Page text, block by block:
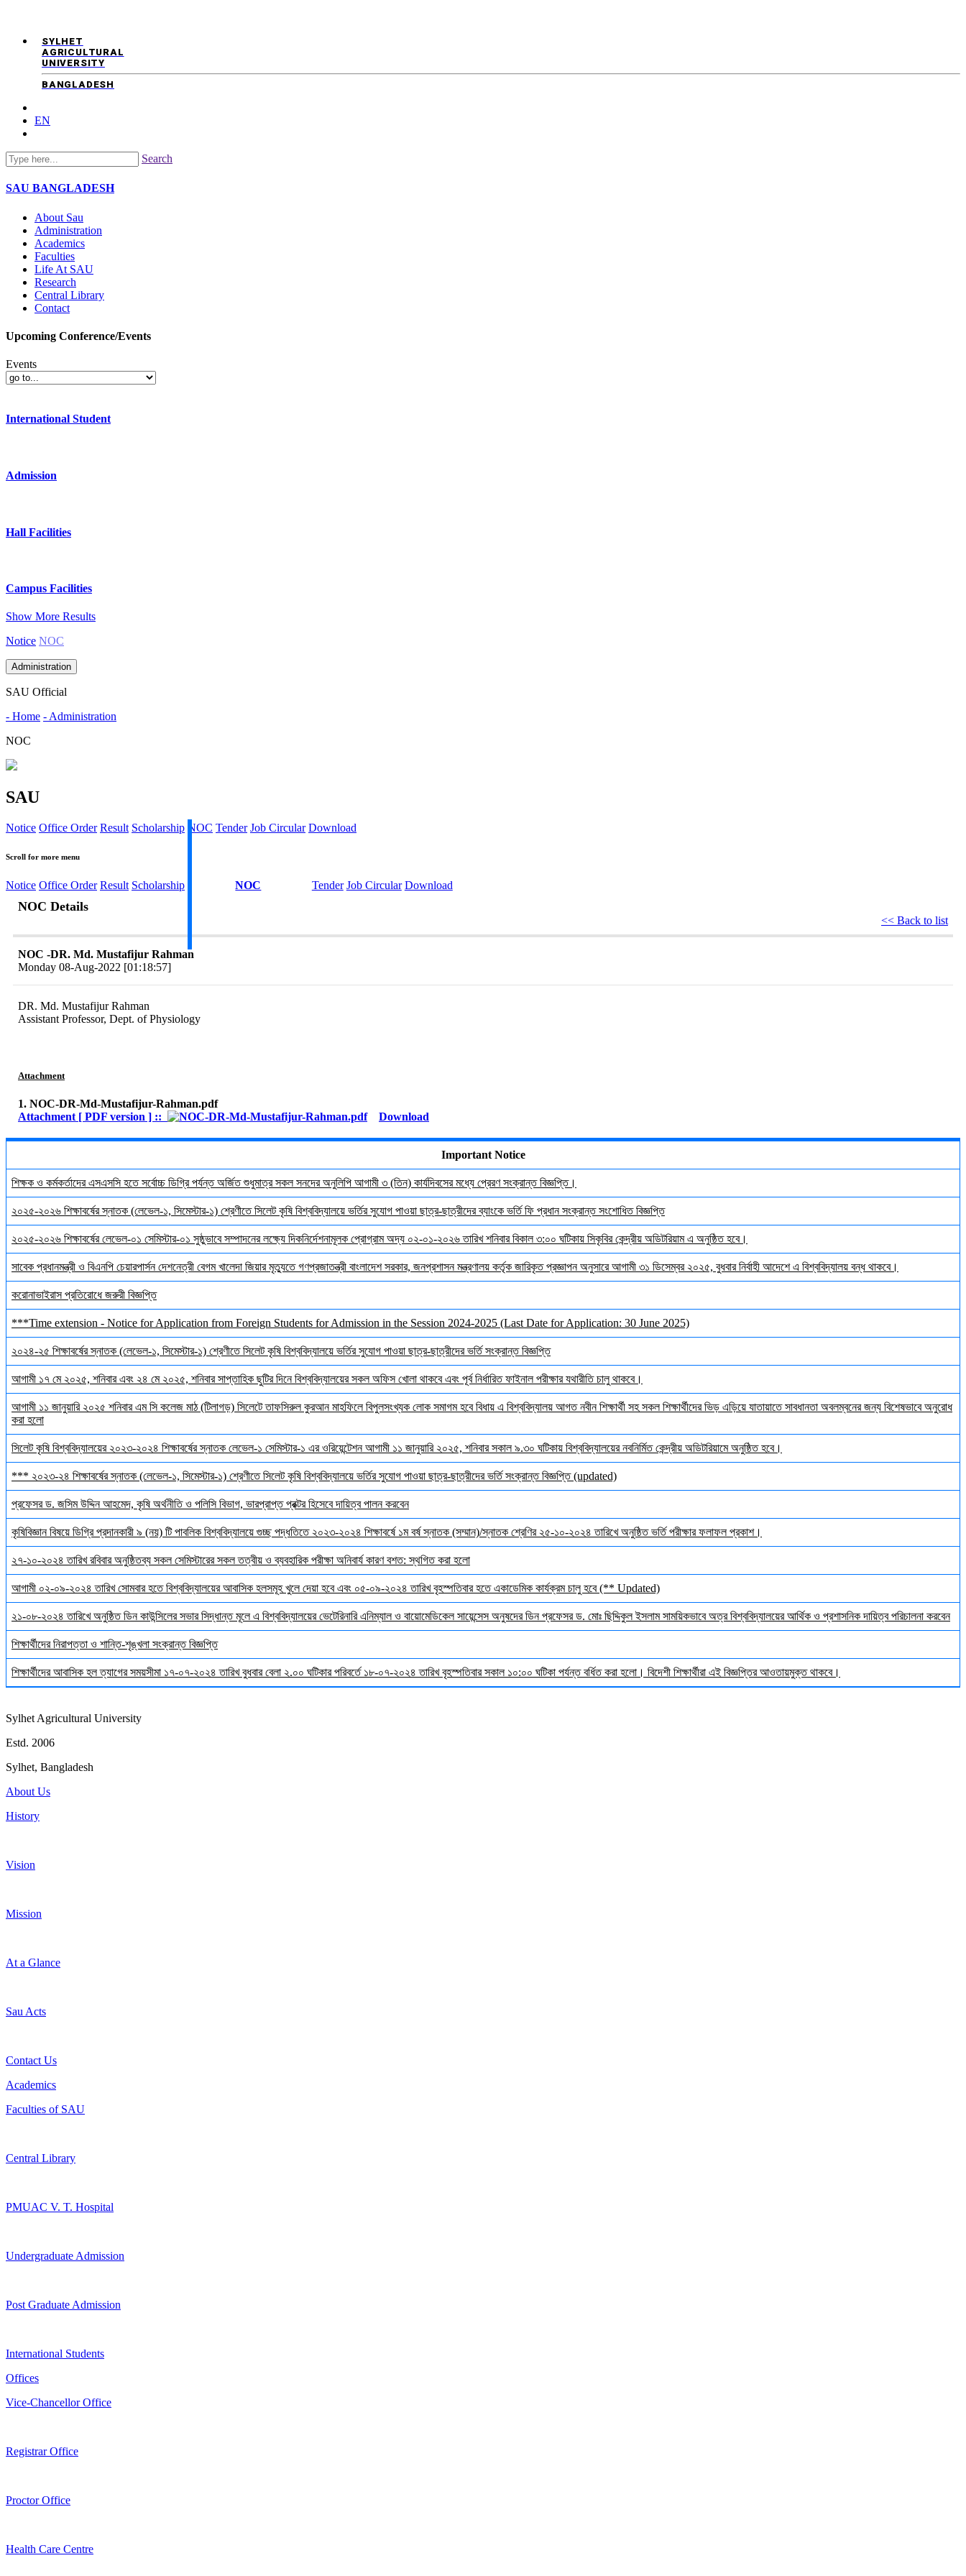
SYLHET
AGRICULTURAL
UNIVERSITY
BANGLADESH
EN
Search
SAU BANGLADESH
About Sau
Administration
Academics
Faculties
Life At SAU
Research
Central Library
Contact
Upcoming Conference/Events
Events
International Student
Admission
Hall Facilities
Campus Facilities
Show More Results
Notice NOC
Administration
SAU Official
- Home - Administration
NOC
SAU
Notice Office Order Result Scholarship NOC Tender Job Circular Download
Scroll for more menu
Notice Office Order Result Scholarship NOC Tender Job Circular Download
NOC Details
<< Back to list
NOC -DR. Md. Mustafijur Rahman
Monday 08-Aug-2022 [01:18:57]
DR. Md. Mustafijur Rahman
Assistant Professor, Dept. of Physiology
Attachment
1. NOC-DR-Md-Mustafijur-Rahman.pdf
Attachment [ PDF version ] ::
Download
Important Notice
শিক্ষক ও কর্মকর্তাদের এসএসসি হতে সর্বোচ্চ ডিগ্রি পর্যন্ত অর্জিত শুধুমাত্র সকল সনদের অনুলিপি আগামী ৩ (তিন) কার্যদিবসের মধ্যে প্রেরণ সংক্রান্ত বিজ্ঞপ্তি।
২০২৫-২০২৬ শিক্ষাবর্ষের স্নাতক (লেভেল-১, সিমেস্টার-১) শ্রেণীতে সিলেট কৃষি বিশ্ববিদ্যালয়ে ভর্তির সুযোগ পাওয়া ছাত্র-ছাত্রীদের ব্যাংকে ভর্তি ফি প্রধান সংক্রান্ত সংশোধিত বিজ্ঞপ্তি
২০২৫-২০২৬ শিক্ষাবর্ষের লেভেল-০১ সেমিস্টার-০১ সুষ্ঠুভাবে সম্পাদনের লক্ষ্যে দিকনির্দেশনামূলক প্রোগ্রাম অদ্য ০২-০১-২০২৬ তারিখ শনিবার বিকাল ৩:০০ ঘটিকায় সিকৃবির কেন্দ্রীয় অডিটরিয়াম এ অনুষ্ঠিত হবে।
সাবেক প্রধানমন্ত্রী ও বিএনপি চেয়ারপার্সন দেশনেত্রী বেগম খালেদা জিয়ার মৃত্যুতে গণপ্রজাতন্ত্রী বাংলাদেশ সরকার, জনপ্রশাসন মন্ত্রণালয় কর্তৃক জারিকৃত প্রজ্ঞাপন অনুসারে আগামী ৩১ ডিসেম্বর ২০২৫, বুধবার নির্বাহী আদেশে এ বিশ্ববিদ্যালয় বন্ধ থাকবে।
করোনাভাইরাস প্রতিরোধে জরুরী বিজ্ঞপ্তি
***Time extension - Notice for Application from Foreign Students for Admission in the Session 2024-2025 (Last Date for Application: 30 June 2025)
২০২৪-২৫ শিক্ষাবর্ষের স্নাতক (লেভেল-১, সিমেস্টার-১) শ্রেণীতে সিলেট কৃষি বিশ্ববিদ্যালয়ে ভর্তির সুযোগ পাওয়া ছাত্র-ছাত্রীদের ভর্তি সংক্রান্ত বিজ্ঞপ্তি
আগামী ১৭ মে ২০২৫, শনিবার এবং ২৪ মে ২০২৫, শনিবার সাপ্তাহিক ছুটির দিনে বিশ্ববিদ্যালয়ের সকল অফিস খোলা থাকবে এবং পূর্ব নির্ধারিত ফাইনাল পরীক্ষার যথারীতি চালু থাকবে।
আগামী ১১ জানুয়ারি ২০২৫ শনিবার এম সি কলেজ মাঠ (টিলাগড়) সিলেটে তাফসিরুল কুরআন মাহফিলে বিপুলসংখ্যক লোক সমাগম হবে বিধায় এ বিশ্ববিদ্যালয় আগত নবীন শিক্ষার্থী সহ সকল শিক্ষার্থীদের ভিড় এড়িয়ে যাতায়াতে সাবধানতা অবলম্বনের জন্য বিশেষভাবে অনুরোধ
করা হলো
সিলেট কৃষি বিশ্ববিদ্যালয়ের ২০২৩-২০২৪ শিক্ষাবর্ষের স্নাতক লেভেল-১ সেমিস্টার-১ এর ওরিয়েন্টেশন আগামী ১১ জানুয়ারি ২০২৫, শনিবার সকাল ৯.৩০ ঘটিকায় বিশ্ববিদ্যালয়ের নবনির্মিত কেন্দ্রীয় অডিটরিয়ামে অনুষ্ঠিত হবে।
*** ২০২৩-২৪ শিক্ষাবর্ষের স্নাতক (লেভেল-১, সিমেস্টার-১) শ্রেণীতে সিলেট কৃষি বিশ্ববিদ্যালয়ে ভর্তির সুযোগ পাওয়া ছাত্র-ছাত্রীদের ভর্তি সংক্রান্ত বিজ্ঞপ্তি (updated)
প্রফেসর ড. জসিম উদ্দিন আহমেদ, কৃষি অর্থনীতি ও পলিসি বিভাগ, ভারপ্রাপ্ত প্রক্টর হিসেবে দায়িত্ব পালন করবেন
কৃষিবিজ্ঞান বিষয়ে ডিগ্রি প্রদানকারী ৯ (নয়) টি পাবলিক বিশ্ববিদ্যালয়ে গুচ্ছ পদ্ধতিতে ২০২৩-২০২৪ শিক্ষাবর্ষে ১ম বর্ষ স্নাতক (সম্মান)/স্নাতক শ্রেণির ২৫-১০-২০২৪ তারিখে অনুষ্ঠিত ভর্তি পরীক্ষার ফলাফল প্রকাশ।
২৭-১০-২০২৪ তারিখ রবিবার অনুষ্ঠিতব্য সকল সেমিস্টারের সকল তত্বীয় ও ব্যবহারিক পরীক্ষা অনিবার্য কারণ বশত: স্থগিত করা হলো
আগামী ০২-০৯-২০২৪ তারিখ সোমবার হতে বিশ্ববিদ্যালয়ের আবাসিক হলসমূহ খুলে দেয়া হবে এবং ০৫-০৯-২০২৪ তারিখ বৃহস্পতিবার হতে একাডেমিক কার্যক্রম চালু হবে (** Updated)
২১-০৮-২০২৪ তারিখে অনুষ্ঠিত ডিন কাউন্সিলের সভার সিদ্ধান্ত মূলে এ বিশ্ববিদ্যালয়ের ভেটেরিনারি এনিম্যাল ও বায়োমেডিকেল সায়েন্সেস অনুষদের ডিন প্রফেসর ড. মোঃ ছিদ্দিকুল ইসলাম সাময়িকভাবে অত্র বিশ্ববিদ্যালয়ের আর্থিক ও প্রশাসনিক দায়িত্ব পরিচালনা করবেন
শিক্ষার্থীদের নিরাপত্তা ও শান্তি-শৃঙ্খলা সংক্রান্ত বিজ্ঞপ্তি
শিক্ষার্থীদের আবাসিক হল ত্যাগের সময়সীমা ১৭-০৭-২০২৪ তারিখ বুধবার বেলা ২.০০ ঘটিকার পরিবর্তে ১৮-০৭-২০২৪ তারিখ বৃহস্পতিবার সকাল ১০:০০ ঘটিকা পর্যন্ত বর্ধিত করা হলো। বিদেশী শিক্ষার্থীরা এই বিজ্ঞপ্তির আওতায়মুক্ত থাকবে।
Sylhet Agricultural University
Estd. 2006
Sylhet, Bangladesh
About Us
History
Vision
Mission
At a Glance
Sau Acts
Contact Us
Academics
Faculties of SAU
Central Library
PMUAC V. T. Hospital
Undergraduate Admission
Post Graduate Admission
International Students
Offices
Vice-Chancellor Office
Registrar Office
Proctor Office
Health Care Centre